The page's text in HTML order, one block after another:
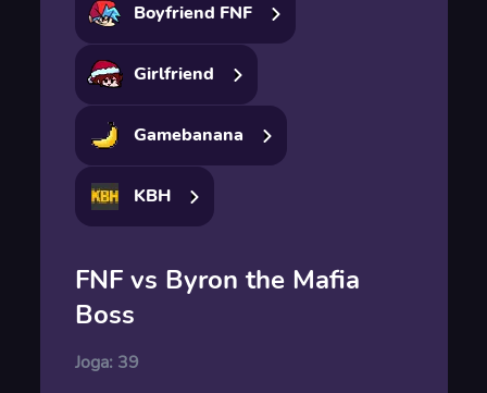
Boyfriend FNF
Girlfriend
Gamebanana
KBH
FNF vs Byron the Mafia
Boss
Joga: 39